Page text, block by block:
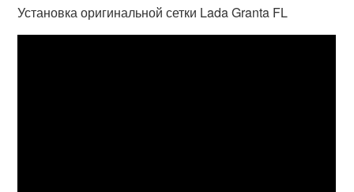
Установка оригинальной сетки Lada Granta FL